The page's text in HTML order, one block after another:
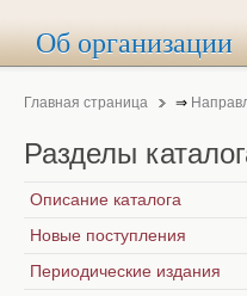
Об организации
Главная страница ⇒
Разделы
Описание каталога
Новые поступления
Периодические издания